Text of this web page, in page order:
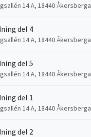
14 A, 18440 Åkersberga
del 4
14 A, 18440 Åkersberga
del 5
14 A, 18440 Åkersberga
del 1
14 A, 18440 Åkersberga
del 2